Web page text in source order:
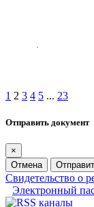
1 2 3 4 5 ... 23
Отправить документ
×
Отмена
Свидетельство
Электронный